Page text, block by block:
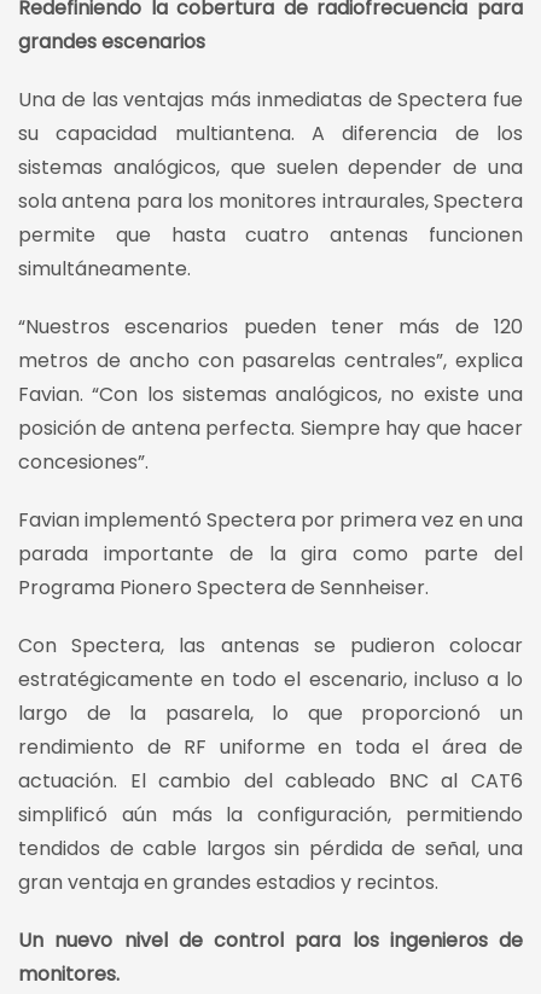
Redefiniendo la cobertura de radiofrecuencia para
grandes escenarios
Una de las ventajas más inmediatas de Spectera fue
su capacidad multiantena. A diferencia de los
sistemas analógicos, que suelen depender de una
sola antena para los monitores intraurales, Spectera
permite que hasta cuatro antenas funcionen
simultáneamente.
“Nuestros escenarios pueden tener más de 120
metros de ancho con pasarelas centrales”, explica
Favian. “Con los sistemas analógicos, no existe una
posición de antena perfecta. Siempre hay que hacer
concesiones”.
Favian implementó Spectera por primera vez en una
parada importante de la gira como parte del
Programa Pionero Spectera de Sennheiser.
Con Spectera, las antenas se pudieron colocar
estratégicamente en todo el escenario, incluso a lo
largo de la pasarela, lo que proporcionó un
rendimiento de RF uniforme en toda el área de
actuación. El cambio del cableado BNC al CAT6
simplificó aún más la configuración, permitiendo
tendidos de cable largos sin pérdida de señal, una
gran ventaja en grandes estadios y recintos.
Un nuevo nivel de control para los ingenieros de
monitores.